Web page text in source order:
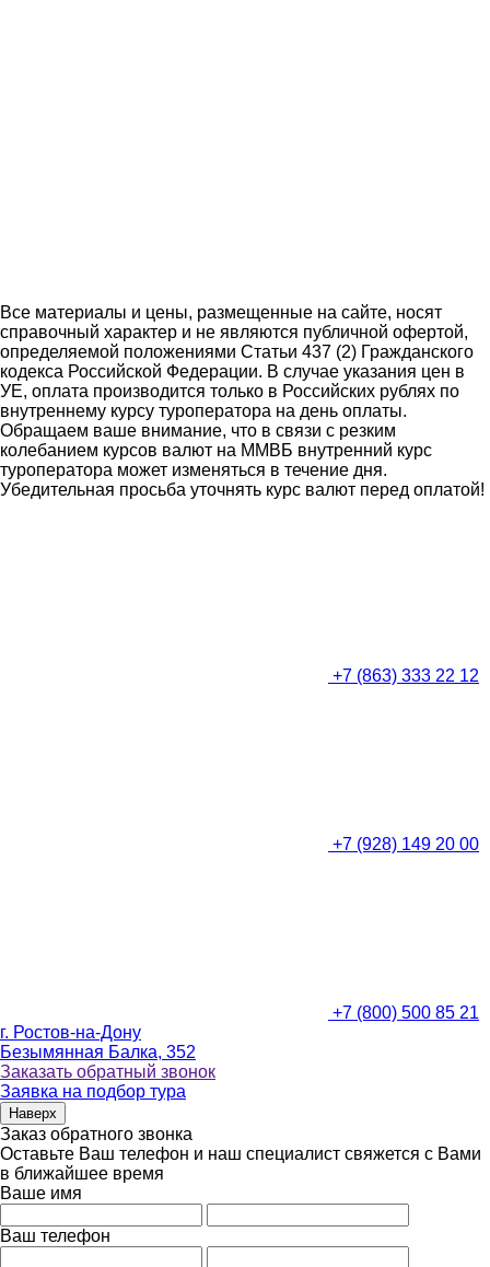
Все материалы и цены, размещенные на сайте, носят
справочный характер и не являются публичной офертой,
определяемой положениями Статьи 437 (2) Гражданского
кодекса Российской Федерации. В случае указания цен в
УЕ, оплата производится только в Российских рублях по
внутреннему курсу туроператора на день оплаты.
Обращаем ваше внимание, что в связи с резким
колебанием курсов валют на ММВБ внутренний курс
туроператора может изменяться в течение дня.
Убедительная просьба уточнять курс валют перед оплатой!
+7 (863) 333 22 12
+7 (928) 149 20 00
+7 (800) 500 85 21
г. Ростов-на-Дону
Безымянная Балка, 352
Заказать обратный звонок
Заявка на подбор тура
Наверх
Заказ обратного звонка
Оставьте Ваш телефон и наш специалист свяжется с Вами
в ближайшее время
Ваше имя
Ваш телефон